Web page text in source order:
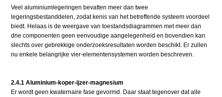
Veel aluminiumlegeringen bevatten meer dan twee
legeringsbestanddelen, zodat kenis van het betreffende systeem voordeel
biedt. Helaas is de weergave van toestandsdiagrammen met meer dan
drie componenten geen eenvoudige aangelegenheid en bovendien kan
slechts over gebrekkige onderzoeksresultaten worden beschikt. Er zullen
nu enkele belangrijke vier-elementensystemen worden beschreven.
2.4.1 Aluminium-koper-ijzer-magnesium
Er wordt geen kwaternaire fase gevormd. Daar staat tegenover dat alle